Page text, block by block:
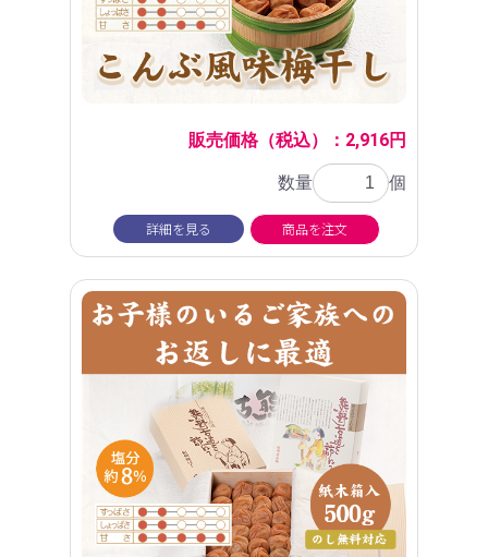
販売価格（税込）：2,916円
数量 個
詳細を見る 商品を注文